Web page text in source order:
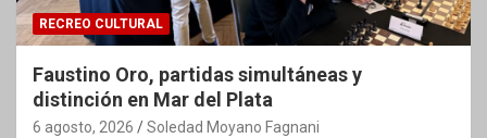
RECREO CULTURAL
Faustino Oro, partidas simultáneas y
distinción en Mar del Plata
6 agosto, 2026 Soledad Moyano Fagnani